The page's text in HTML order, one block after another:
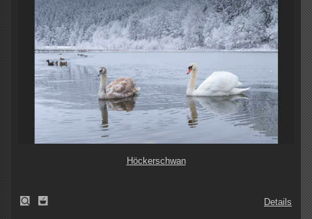
Höckerschwan
Details